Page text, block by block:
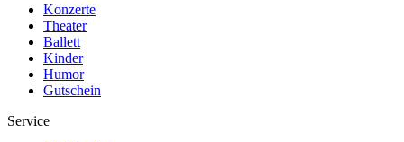
Konzerte
Theater
Ballett
Kinder
Humor
Gutschein
Service